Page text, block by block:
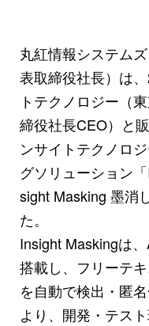
丸紅情報システム
表取締役社長）は
トテクノロジー（
締役社長CEO）と
ンサイトテクノロ
グソリューション
sight Masking 墨消
た。
Insight Maskingは
搭載し、フリーテ
を自動で検出・匿
より、開発・テス